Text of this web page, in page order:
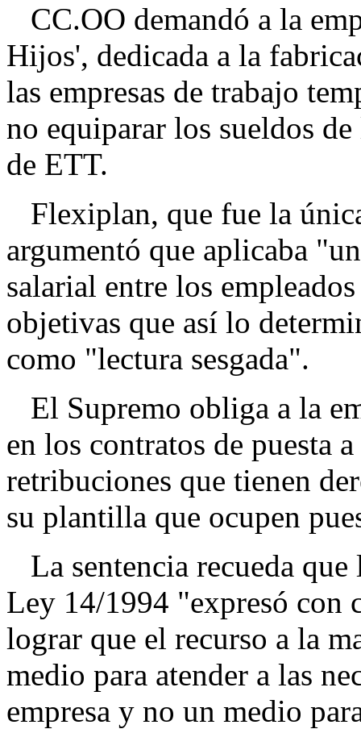
CC.OO demandó a la
Hijos', dedicada a la
las empresas de trabajo
no equiparar los sueldos
de ETT.
Flexiplan, que fue la
argumentó que aplicaba
salarial entre los
objetivas que así lo
como "lectura sesgada".
El Supremo obliga a la
en los contratos de puesta
retribuciones que tienen
su plantilla que ocupen
La sentencia recueda
Ley 14/1994 "expresó con
lograr que el recurso a la
medio para atender a las
empresa y no un medio